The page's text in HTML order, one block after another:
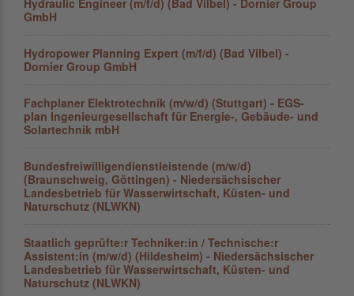
Hydraulic Engineer (m/f/d) (Bad Vilbel) - Dornier Group
GmbH
Hydropower Planning Expert (m/f/d) (Bad Vilbel) -
Dornier Group GmbH
Fachplaner Elektrotechnik (m/w/d) (Stuttgart) - EGS-
plan Ingenieurgesellschaft für Energie-, Gebäude- und
Solartechnik mbH
Bundesfreiwilligendienstleistende (m/w/d)
(Braunschweig, Göttingen) - Niedersächsischer
Landesbetrieb für Wasserwirtschaft, Küsten- und
Naturschutz (NLWKN)
Staatlich geprüfte:r Techniker:in / Technische:r
Assistent:in (m/w/d) (Hildesheim) - Niedersächsischer
Landesbetrieb für Wasserwirtschaft, Küsten- und
Naturschutz (NLWKN)